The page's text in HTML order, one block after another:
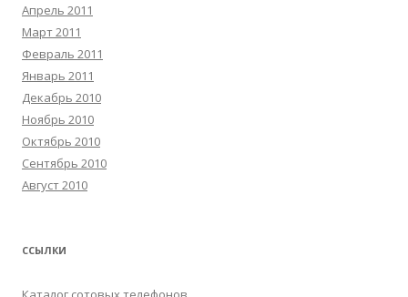
Апрель 2011
Март 2011
Февраль 2011
Январь 2011
Декабрь 2010
Ноябрь 2010
Октябрь 2010
Сентябрь 2010
Август 2010
ССЫЛКИ